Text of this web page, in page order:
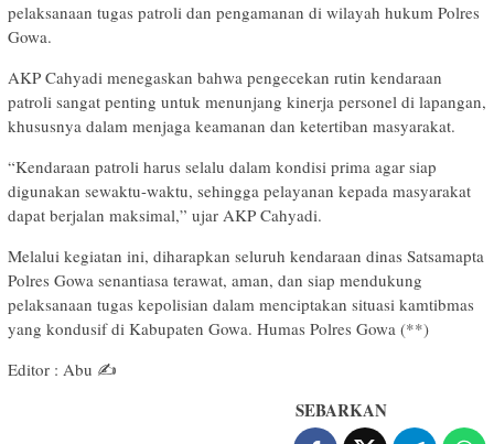
pelaksanaan tugas patroli dan pengamanan di wilayah hukum Polres
Gowa.
AKP Cahyadi menegaskan bahwa pengecekan rutin kendaraan
patroli sangat penting untuk menunjang kinerja personel di lapangan,
khususnya dalam menjaga keamanan dan ketertiban masyarakat.
“Kendaraan patroli harus selalu dalam kondisi prima agar siap
digunakan sewaktu-waktu, sehingga pelayanan kepada masyarakat
dapat berjalan maksimal,” ujar AKP Cahyadi.
Melalui kegiatan ini, diharapkan seluruh kendaraan dinas Satsamapta
Polres Gowa senantiasa terawat, aman, dan siap mendukung
pelaksanaan tugas kepolisian dalam menciptakan situasi kamtibmas
yang kondusif di Kabupaten Gowa. Humas Polres Gowa (**)
Editor : Abu ✍️
SEBARKAN